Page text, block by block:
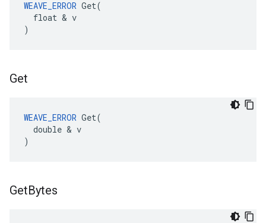
WEAVE_ERROR Get(
  float & v
)
Get
WEAVE_ERROR Get(
  double & v
)
GetBytes